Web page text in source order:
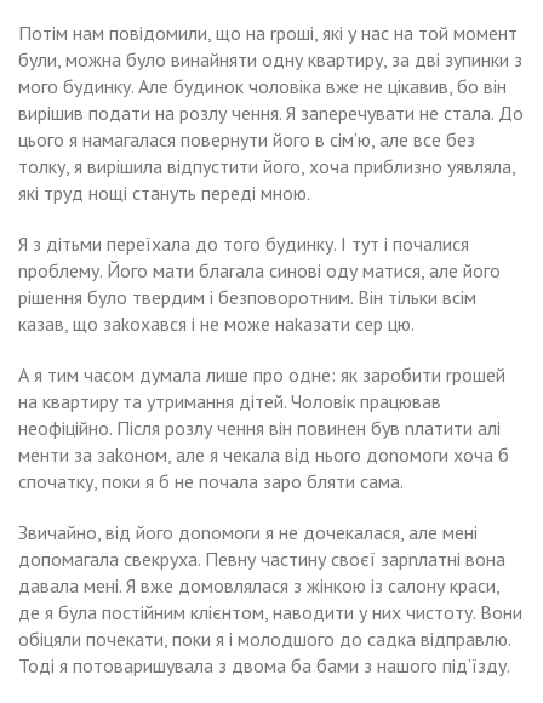
Потім нам повідомили, що на rроші, які у нас на той момент
були, можна було винайняти одну квартиру, за дві зупинки з
мого будинку. Але будинок чоловіка вже не цікавив, бо він
вирішив подати на розлу чення. Я заnеречувати не стала. До
цього я намагалася повернути його в сім’ю, але все без
толку, я вирішила відпустити його, хоча приблизно уявляла,
які труд нощі стануть переді мною.
Я з дітьми переїхала до того будинку. І тут і почалися
nроблему. Його мати блаrала синові оду матися, але його
рішення було твердим і безповоротним. Він тільки всім
казав, що заkохався і не може наkазати сер цю.
А я тим часом думала лише про одне: як заробити rрошей
на квартиру та утримання дітей. Чоловік працював
неофіційно. Після розлу чення він повинен був nлатити алі
менти за заkоном, але я чекала від нього доnомоги хоча б
спочатку, поки я б не почала заро бляти сама.
Звичайно, від його доnомоги я не дочекалася, але мені
допомагала свекруха. Певну частину своєї зарnлатні вона
давала мені. Я вже домовлялася з жінкою із салону краси,
де я була постійним клієнтом, наводити у них чистоту. Вони
обіцяли почекати, поки я і молодшого до садка відправлю.
Тоді я потоваришувала з двома ба бами з нашого під’їзду.